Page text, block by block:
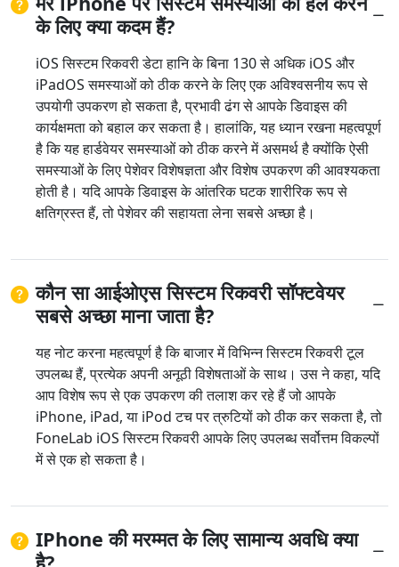
के लिए क्या कदम हैं?
iOS सिस्टम रिकवरी डेटा हानि के बिना 130 से अधिक iOS और
iPadOS समस्याओं को ठीक करने के लिए एक अविश्वसनीय रूप से
उपयोगी उपकरण हो सकता है, प्रभावी ढंग से आपके डिवाइस की
कार्यक्षमता को बहाल कर सकता है। हालांकि, यह ध्यान रखना महत्वपूर्ण
है कि यह हार्डवेयर समस्याओं को ठीक करने में असमर्थ है क्योंकि ऐसी
समस्याओं के लिए पेशेवर विशेषज्ञता और विशेष उपकरण की आवश्यकता
होती है। यदि आपके डिवाइस के आंतरिक घटक शारीरिक रूप से
क्षतिग्रस्त हैं, तो पेशेवर की सहायता लेना सबसे अच्छा है।
कौन सा आईओएस सिस्टम रिकवरी सॉफ्टवेयर
सबसे अच्छा माना जाता है?
यह नोट करना महत्वपूर्ण है कि बाजार में विभिन्न सिस्टम रिकवरी टूल
उपलब्ध हैं, प्रत्येक अपनी अनूठी विशेषताओं के साथ। उस ने कहा, यदि
आप विशेष रूप से एक उपकरण की तलाश कर रहे हैं जो आपके
iPhone, iPad, या iPod टच पर त्रुटियों को ठीक कर सकता है, तो
FoneLab iOS सिस्टम रिकवरी आपके लिए उपलब्ध सर्वोत्तम विकल्पों
में से एक हो सकता है।
IPhone की मरम्मत के लिए सामान्य अवधि क्या